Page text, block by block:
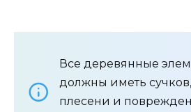
Все деревянные
должны иметь
плесени и